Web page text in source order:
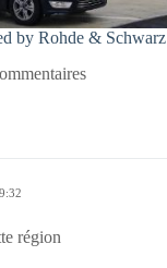
by Rohde & Schwarz
région